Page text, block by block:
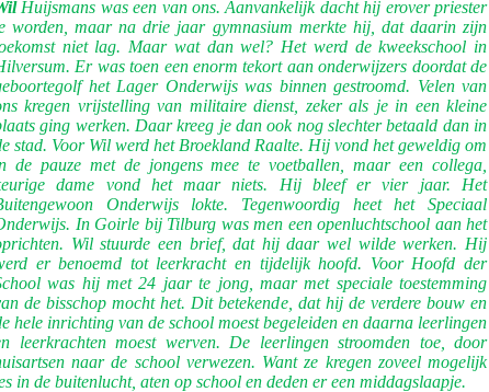
Huijsmans was een van ons. Aanvankelijk dacht hij erover priester
worden, maar na drie jaar gymnasium merkte hij, dat daarin zijn
niet lag. Maar wat dan wel? Het werd de kweekschool in
Er was toen een enorm tekort aan onderwijzers doordat de
het Lager Onderwijs was binnen gestroomd. Velen van
kregen vrijstelling van militaire dienst, zeker als je in een kleine
ging werken. Daar kreeg je dan ook nog slechter betaald dan in
stad. Voor Wil werd het Broekland Raalte. Hij vond het geweldig om
de pauze met de jongens mee te voetballen, maar een collega,
dame vond het maar niets. Hij bleef er vier jaar. Het
Onderwijs lokte. Tegenwoordig heet het Speciaal
In Goirle bij Tilburg was men een openluchtschool aan het
Wil stuurde een brief, dat hij daar wel wilde werken. Hij
er benoemd tot leerkracht en tijdelijk hoofd. Voor Hoofd der
was hij met 24 jaar te jong, maar met speciale toestemming
de bisschop mocht het. Dit betekende, dat hij de verdere bouw en
hele inrichting van de school moest begeleiden en daarna leerlingen
leerkrachten moest werven. De leerlingen stroomden toe, door
naar de school verwezen. Want ze kregen zoveel mogelijk
in de buitenlucht, aten op school en deden er een middagslaapje.